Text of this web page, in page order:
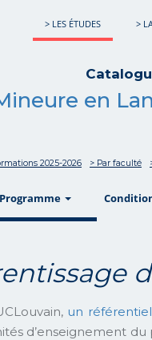
> LES ÉTUDES >
en
2025-2026 > Par faculté
Programme show
un référentiel
d’enseignement